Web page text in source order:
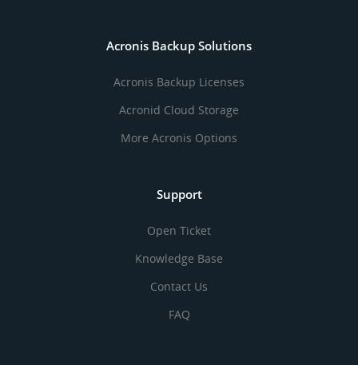
Acronis Backup Solutions
Acronis Backup Licenses
Acronid Cloud Storage
More Acronis Options
Support
Open Ticket
Knowledge Base
Contact Us
FAQ